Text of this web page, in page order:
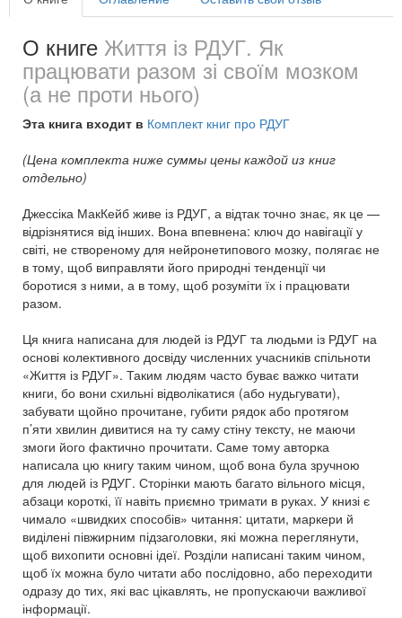
О книге Життя із РДУГ. Як
працювати разом зі своїм мозком
(а не проти нього)
Эта книга входит в Комплект книг про РДУГ
(Цена комплекта ниже суммы цены каждой из книг
отдельно)
Джессіка МакКейб живе із РДУГ, а відтак точно знає, як це —
відрізнятися від інших. Вона впевнена: ключ до навігації у
світі, не створеному для нейронетипового мозку, полягає не
в тому, щоб виправляти його природні тенденції чи
боротися з ними, а в тому, щоб розуміти їх і працювати
разом.
Ця книга написана для людей із РДУГ та людьми із РДУГ на
основі колективного досвіду численних учасників спільноти
«Життя із РДУГ». Таким людям часто буває важко читати
книги, бо вони схильні відволікатися (або нудьгувати),
забувати щойно прочитане, губити рядок або протягом
п’яти хвилин дивитися на ту саму стіну тексту, не маючи
змоги його фактично прочитати. Саме тому авторка
написала цю книгу таким чином, щоб вона була зручною
для людей із РДУГ. Сторінки мають багато вільного місця,
абзаци короткі, її навіть приємно тримати в руках. У книзі є
чимало «швидких способів» читання: цитати, маркери й
виділені півжирним підзаголовки, які можна переглянути,
щоб вихопити основні ідеї. Розділи написані таким чином,
щоб їх можна було читати або послідовно, або переходити
одразу до тих, які вас цікавлять, не пропускаючи важливої
інформації.